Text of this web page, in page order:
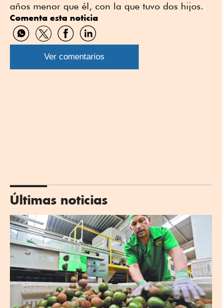
años menor que él, con la que tuvo dos hijos.
Comenta esta noticia
Compartir
por
WhatsApp
Compartir
por
Twitter
Compartir
por
Facebook
Compartir
por
Linkedin
Ver comentarios
Últimas noticias